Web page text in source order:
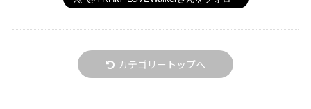
カテゴリートップへ